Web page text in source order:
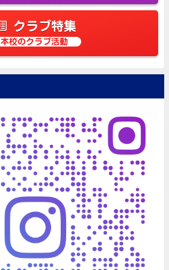
クラブ特集
本校のクラブ活動